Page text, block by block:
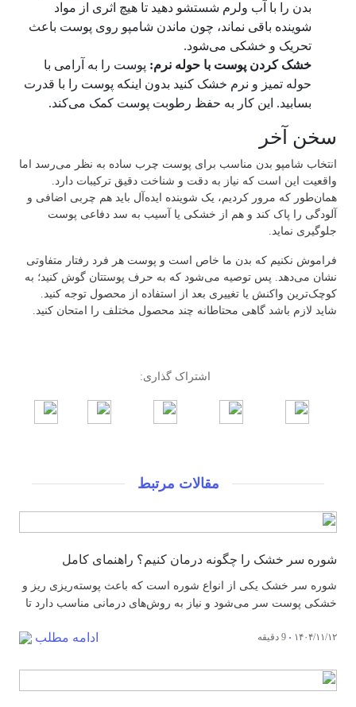
بدن را با آب ولرم شستشو دهید تا هیچ اثری از مواد
شوینده باقی نماند، چون ماندن شامپو روی پوست باعث
تحریک و خشکی می‌شود.
خشک کردن پوست با حوله نرم: پوست را به آرامی با
حوله تمیز و نرم خشک کنید بدون اینکه پوست را با قدرت
بسابید. این کار به حفظ رطوبت پوست کمک می‌کند.
سخن آخر
انتخاب شامپو بدن مناسب برای پوست چرب ساده به نظر می‌رسد اما
واقعیت این است که نیاز به دقت و شناخت دقیق ترکیبات دارد.
همان‌طور که مرور کردیم، یک شوینده ایده‌آل باید هم چربی اضافی و
آلودگی را پاک کند و هم از خشکی یا آسیب به سد دفاعی پوست
جلوگیری نماید.
فراموش نکنیم که بدن ما خاص است و پوست هر فرد رفتار متفاوتی
نشان می‌دهد. پس توصیه می‌شود که به حرف پوستتان گوش کنید؛ به
کوچک‌ترین واکنش یا تغییری بعد از استفاده از محصول توجه کنید.
شاید لازم باشد گاهی محتاطانه چند محصول مختلف را امتحان کنید.
اشتراک گذاری:
مقالات مرتبط
شوره سر خشک را چگونه درمان کنیم؟ راهنمای کامل
شوره سر خشک یکی از انواع شوره است که باعث پوسته‌ریزی ریز و
خشکی پوست سر می‌شود و نیاز به روش‌های درمانی مناسب دارد تا
درصد از جمعیت بالغ جهان حداقل یک بار این مشکل را تجربه کرده‌اند
۱۴۰۴/۱۱/۱۲ 9 دقیقه ادامه مطلب